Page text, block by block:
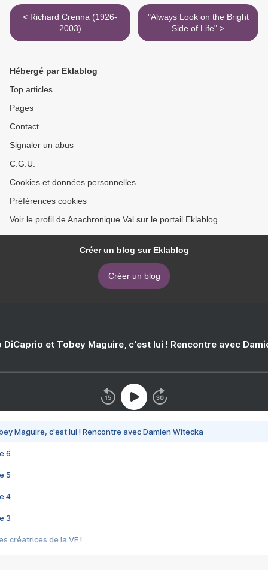
< Richard Crenna (1926-
2003)
"Always Look on the Bright
Side of Life" >
Hébergé par Eklablog
Top articles
Pages
Contact
Signaler un abus
C.G.U.
Cookies et données personnelles
Préférences cookies
Voir le profil de Anachronique Val sur le portail Eklablog
Créer un blog sur Eklablog
Créer un blog
DiCaprio et Tobey Maguire, c'est lui ! Rencontre avec
Maguire, c'est lui ! Rencontre avec Damien Witecka
6
5
4
3
créatrices de la VF !